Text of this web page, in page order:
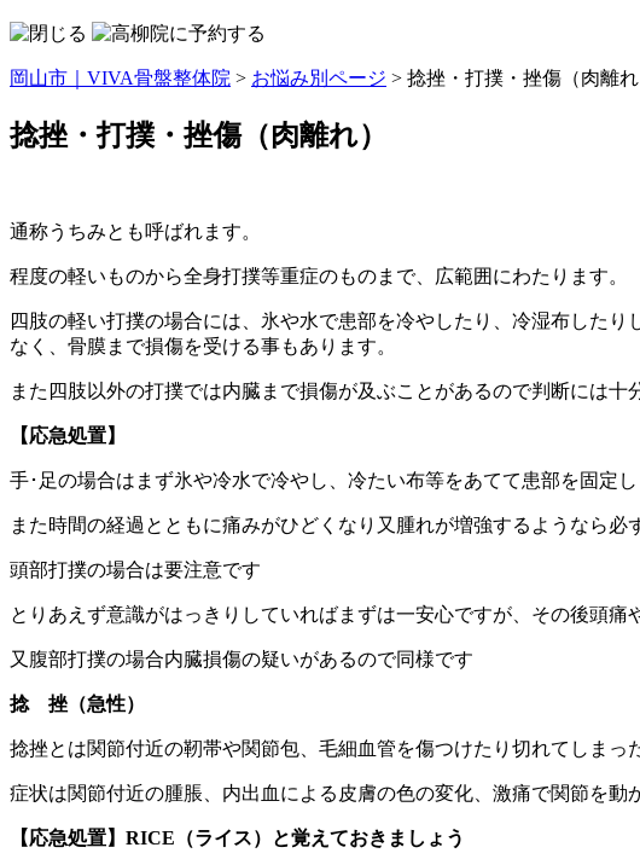
岡山市｜VIVA骨盤整体院 > お悩み別ページ > 捻挫・打撲・挫傷（肉離れ
捻挫・打撲・挫傷（肉離れ）
通称うちみとも呼ばれます。
程度の軽いものから全身打撲等重症のものまで、広範囲にわたります。
四肢の軽い打撲の場合には、氷や水で患部を冷やしたり、冷湿布した
なく、骨膜まで損傷を受ける事もあります。
また四肢以外の打撲では内臓まで損傷が及ぶことがあるので判断には十
【応急処置】
手･足の場合はまず氷や冷水で冷やし、冷たい布等をあてて患部を固定
また時間の経過とともに痛みがひどくなり又腫れが増強するようなら必
頭部打撲の場合は要注意です
とりあえず意識がはっきりしていればまずは一安心ですが、その後頭
又腹部打撲の場合内臓損傷の疑いがあるので同様です
捻 挫（急性）
捻挫とは関節付近の靭帯や関節包、毛細血管を傷つけたり切れてしまっ
症状は関節付近の腫脹、内出血による皮膚の色の変化、激痛で関節を
【応急処置】RICE（ライス）と覚えておきましょう